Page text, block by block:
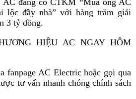
lộc đầy nhà” với hàng trăm giải
3 tỷ đồng.
HIỆU AC NGAY HÔM
fanpage AC Electric hoặc gọi qua
tư vấn nhanh chóng chính sách